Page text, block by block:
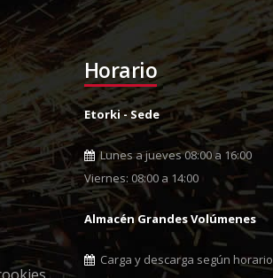
Horario
Etorki - Sede
Lunes a jueves 08:00 a 16:00
Viernes: 08:00 a 14:00
Almacén Grandes Volúmenes
Carga y descarga según horario